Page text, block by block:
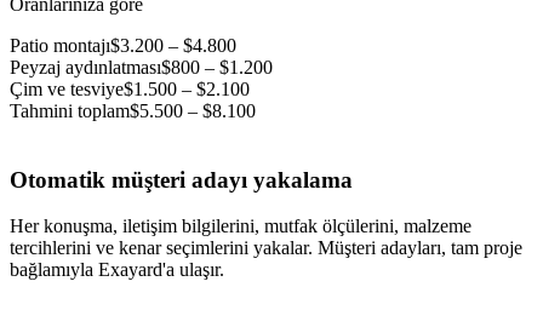
Oranlarınıza göre
Patio montajı$3.200 – $4.800
Peyzaj aydınlatması$800 – $1.200
Çim ve tesviye$1.500 – $2.100
Tahmini toplam$5.500 – $8.100
Otomatik müşteri adayı yakalama
Her konuşma, iletişim bilgilerini, mutfak ölçülerini, malzeme
tercihlerini ve kenar seçimlerini yakalar. Müşteri adayları, tam proje
bağlamıyla Exayard'a ulaşır.